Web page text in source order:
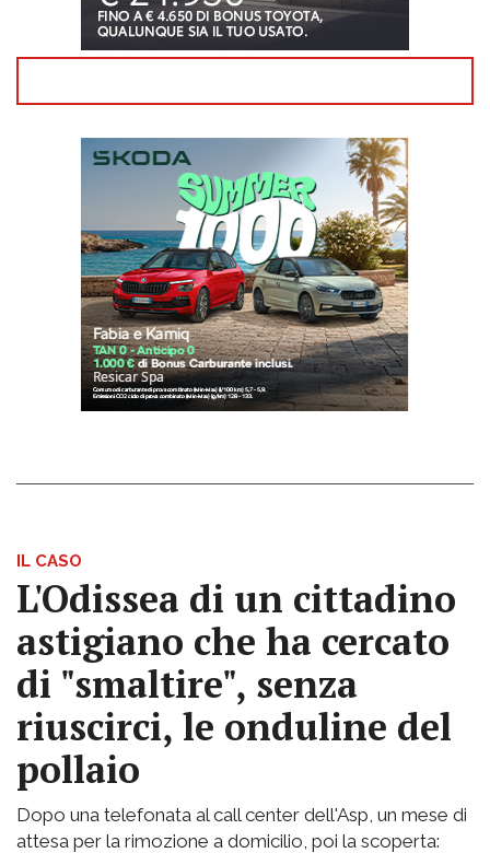
IL CASO
L'Odissea di un cittadino
astigiano che ha cercato
di "smaltire", senza
riuscirci, le onduline del
pollaio
Dopo una telefonata al call center dell'Asp, un mese di
attesa per la rimozione a domicilio, poi la scoperta: